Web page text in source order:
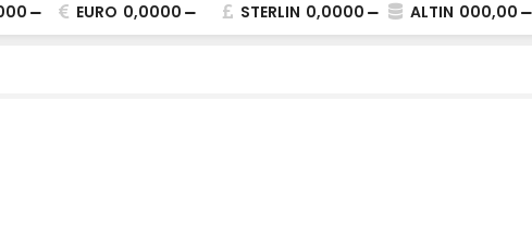
EURO 0,0000 STERLIN 0,0000 ALTIN 000,00